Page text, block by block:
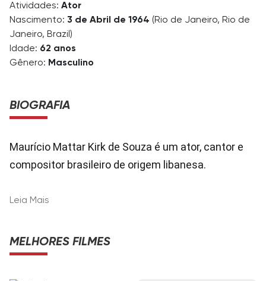
Atividades: Ator
Nascimento: 3 de Abril de 1964 (Rio de Janeiro, Rio de
Janeiro, Brazil)
Idade: 62 anos
Gênero: Masculino
BIOGRAFIA
Maurício Mattar Kirk de Souza é um ator, cantor e
compositor brasileiro de origem libanesa.
Leia Mais
MELHORES FILMES